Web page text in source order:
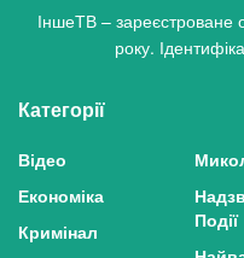
ІншеТВ – зареєстроване
року.
Категорії
Відео
Економіка
Кримінал
Події